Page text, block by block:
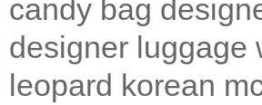
candy bag
designer luggage
leopard korean